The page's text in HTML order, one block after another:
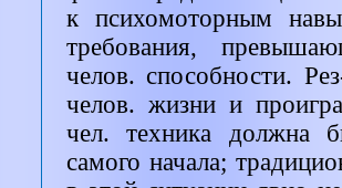
к психомоторным
требования,
челов. способности.
челов. жизни и
чел. техника должна
самого начала;